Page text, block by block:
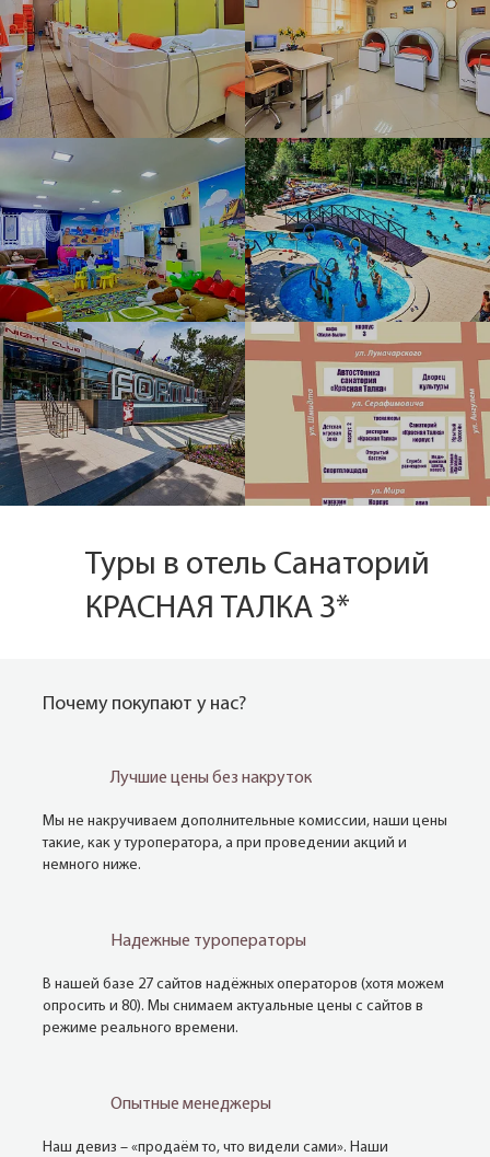
Туры в отель Санаторий
КРАСНАЯ ТАЛКА 3*
Почему покупают у нас?
Лучшие цены без накруток
Мы не накручиваем дополнительные комиссии, наши цены
такие, как у туроператора, а при проведении акций и
немного ниже.
Надежные туроператоры
В нашей базе 27 сайтов надёжных операторов (хотя можем
опросить и 80). Мы снимаем актуальные цены с сайтов в
режиме реального времени.
Опытные менеджеры
Наш девиз – «продаём то, что видели сами». Наши